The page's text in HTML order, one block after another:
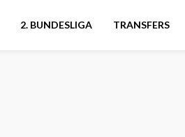
2. BUNDESLIGA TRANSFERS